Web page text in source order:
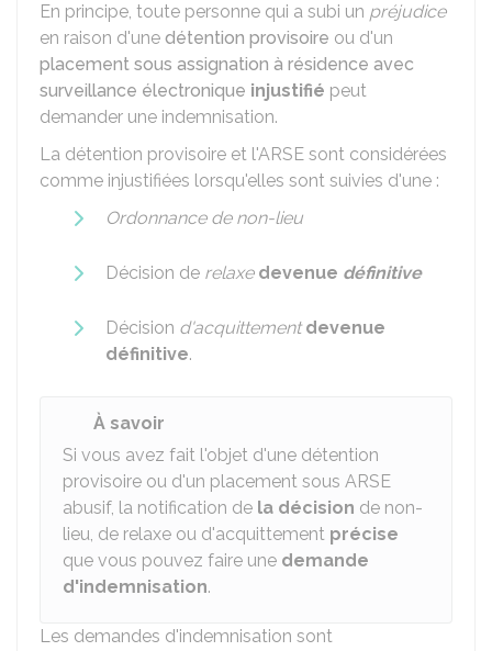
En principe, toute personne qui a subi un préjudice
en raison d'une détention provisoire ou d'un
placement sous assignation à résidence avec
surveillance électronique injustifié peut
demander une indemnisation.
La détention provisoire et l'ARSE sont considérées
comme injustifiées lorsqu'elles sont suivies d'une :
Ordonnance de non-lieu
Décision de relaxe devenue définitive
Décision d'acquittement devenue
définitive.
À savoir
Si vous avez fait l'objet d'une détention
provisoire ou d'un placement sous ARSE
abusif, la notification de la décision de non-
lieu, de relaxe ou d'acquittement précise
que vous pouvez faire une demande
d'indemnisation.
Les demandes d'indemnisation sont